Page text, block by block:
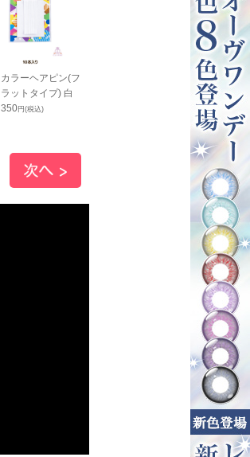
カラーヘアピン(フ
ラットタイプ) 白
350円(税込)
ウィッグネッ
ット(ストッ
タイプ)
690円(税込)